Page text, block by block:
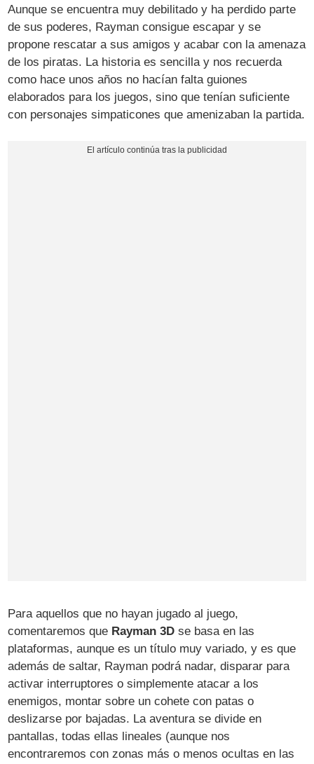
Aunque se encuentra muy debilitado y ha perdido parte
de sus poderes, Rayman consigue escapar y se
propone rescatar a sus amigos y acabar con la amenaza
de los piratas. La historia es sencilla y nos recuerda
como hace unos años no hacían falta guiones
elaborados para los juegos, sino que tenían suficiente
con personajes simpaticones que amenizaban la partida.
Para aquellos que no hayan jugado al juego,
comentaremos que Rayman 3D se basa en las
plataformas, aunque es un título muy variado, y es que
además de saltar, Rayman podrá nadar, disparar para
activar interruptores o simplemente atacar a los
enemigos, montar sobre un cohete con patas o
deslizarse por bajadas. La aventura se divide en
pantallas, todas ellas lineales (aunque nos
encontraremos con zonas más o menos ocultas en las